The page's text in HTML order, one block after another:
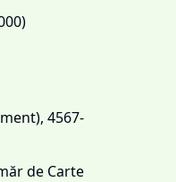
4567-
de Carte